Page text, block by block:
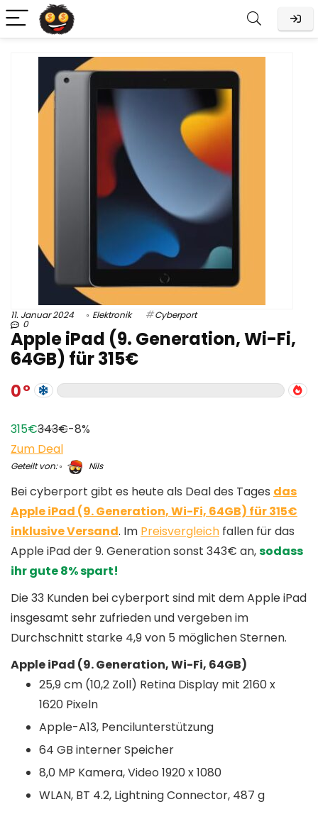
11. Januar 2024 Elektronik Cyberport
0
Apple iPad (9. Generation, Wi-Fi,
64GB) für 315€
0
315€343€-8%
Zum Deal
Geteilt von: Nils
Bei cyberport gibt es heute als Deal des Tages das
Apple iPad (9. Generation, Wi-Fi, 64GB) für 315€
inklusive Versand. Im Preisvergleich fallen für das
Apple iPad der 9. Generation sonst 343€ an,sodass
ihr gute 8% spart!
Die 33 Kunden bei cyberport sind mit dem Apple iPad
insgesamt sehr zufrieden und vergeben im
Durchschnitt starke 4,9 von 5 möglichen Sternen.
Apple iPad (9. Generation, Wi-Fi, 64GB)
25,9 cm (10,2 Zoll) Retina Display mit 2160 x
1620 Pixeln
Apple-A13, Pencilunterstützung
64 GB interner Speicher
8,0 MP Kamera, Video 1920 x 1080
WLAN, BT 4.2, Lightning Connector, 487 g